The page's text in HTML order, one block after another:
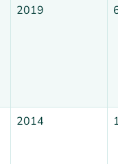
2019
2014